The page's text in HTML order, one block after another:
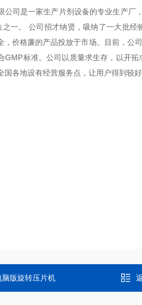
公司是一家生产片剂设备的专业生产
一。 公司招才纳贤，吸纳了一大批
，价格廉的产品投放于市场。目前，公
GMP标准。公司以质量求生存，以开
国各地设有经营服务点，让用户得到较好
脑版旋转压片机